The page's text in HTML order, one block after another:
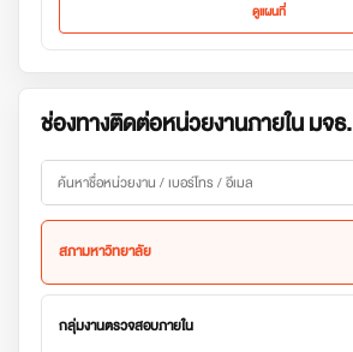
ดูแผนที่
ช่องทางติดต่อหน่วยงานภายใน มจธ.
สภามหาวิทยาลัย
กลุ่มงานตรวจสอบภายใน